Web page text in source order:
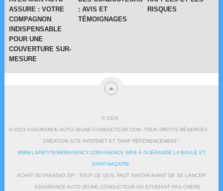
ASSURE : VOTRE
COMPAGNON
INDISPENSABLE
POUR UNE
COUVERTURE SUR-
MESURE
: AVIS ET
TÉMOIGNAGES
RISQUES
© 2026
© 2023 ASSURANCE-AUTO-JEUNE-CONDUCTEUR.COM -TOUS DROITS RÉSERVÉS - .
CRÉATION SITE INTERNET ET TARIF RÉFÉRENCEMENT :
WWW.LAPETITEWEBAGENCY.COM AGENCE WEB À GUÉRANDE LA BAULE ET
SAINT-NAZAIRE
ACHAT DU PIAGGIO ZIP : TOUT CE QU’IL FAUT SAVOIR AVANT DE SE LANCER
ASSURANCE AUTO JEUNE CONDUCTEUR OU ETUDIANT PAS CHÈRE